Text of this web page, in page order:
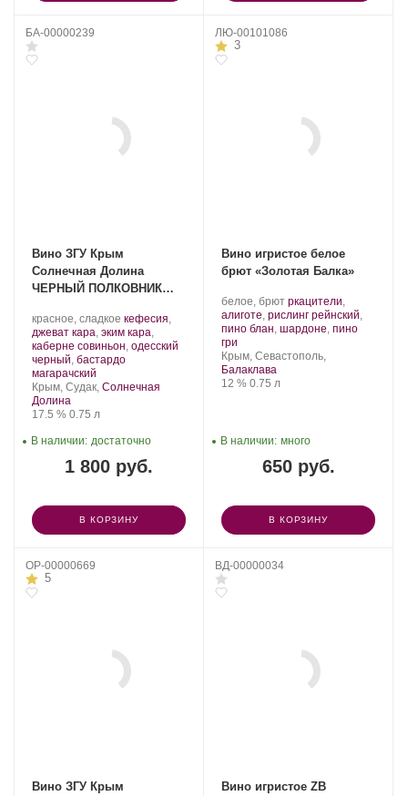
БА-00000239
Вино ЗГУ Крым
Солнечная Долина
ЧЕРНЫЙ ПОЛКОВНИК
Производитель:
Солнечная
Долина.
красное, сладкое .
Сорт
винограда:
кефесия,
джеват кара, эким кара,
каберне совиньон, одесский
черный, бастардо
магарачский
Регион:
Крым, Судак, Солнечная
Долина
Крепость
17.5 %. Объем
0.75 л
1 800 руб.
В наличии: достаточно
В КОРЗИНУ
ЛЮ-00101086
3
Вино игристое белое
брют «Золотая Балка»
Производитель:
Золотая
Балка.
белое, брют .
Сорт
винограда:
ркацители,
алиготе, рислинг рейнский,
пино блан, шардоне, пино
гри
Регион:
Крым, Севастополь,
Балаклава
Крепость
12 %. Объем
0.75 л
650 руб.
В наличии: много
В КОРЗИНУ
OP-00000669
5
Вино ЗГУ Крым
ВД-00000034
Вино игристое ZB